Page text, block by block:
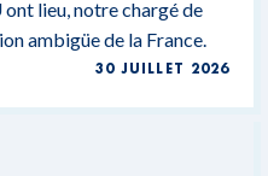
lieu, notre chargé de
ambigüe de la France.
30 JUILLET 2026